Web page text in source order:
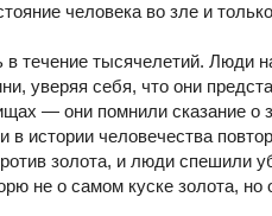
человека во зле и
в течение тысячелетий. Люди
уверяя себя, что они
— они помнили сказание о
в истории человечества
золота, и люди спешили
не о самом куске золота,